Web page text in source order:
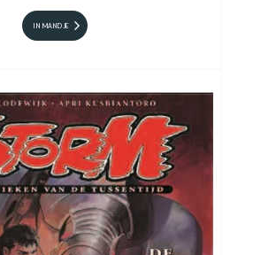
IN MANDJE